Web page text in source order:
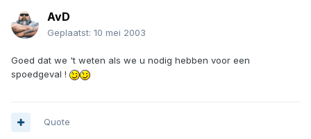
AvD
Geplaatst: 10 mei 2003
Goed dat we 't weten als we u nodig hebben voor een
spoedgeval !
Quote